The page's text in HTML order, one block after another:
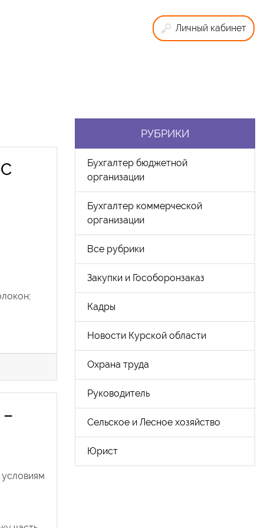
Личный кабинет
РУБРИКИ
Бухгалтер бюджетной
организации
Бухгалтер коммерческой
организации
Все рубрики
Закупки и Гособоронзаказ
Кадры
Новости Курской области
Охрана труда
Руководитель
Сельское и Лесное хозяйство
Юрист